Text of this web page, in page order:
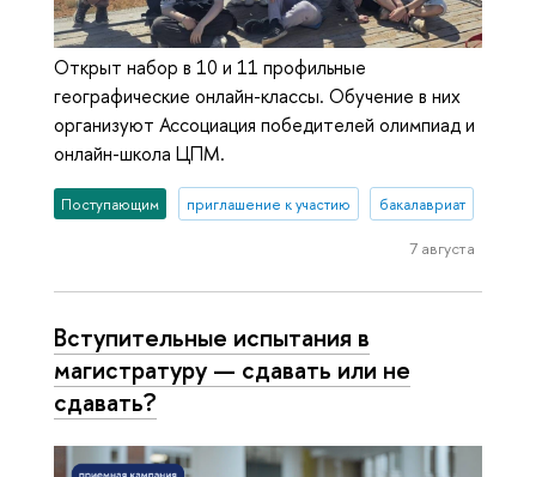
Открыт набор в 10 и 11 профильные
географические онлайн-классы. Обучение в них
организуют Ассоциация победителей олимпиад и
онлайн-школа ЦПМ.
Поступающим приглашение к участию бакалавриат
7 августа
Вступительные испытания в
магистратуру — сдавать или не
сдавать?